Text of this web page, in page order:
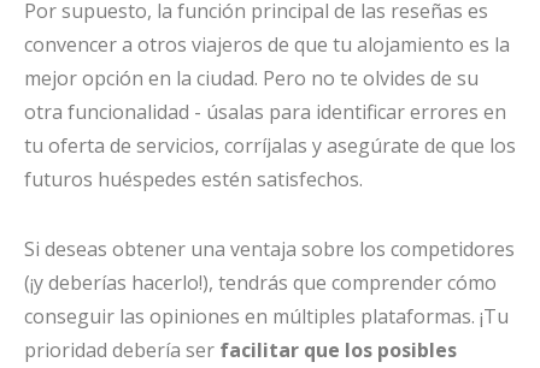
Por supuesto, la función principal de las reseñas es
convencer a otros viajeros de que tu alojamiento es la
mejor opción en la ciudad. Pero no te olvides de su
otra funcionalidad - úsalas para identificar errores en
tu oferta de servicios, corríjalas y asegúrate de que los
futuros huéspedes estén satisfechos.
Si deseas obtener una ventaja sobre los competidores
(¡y deberías hacerlo!), tendrás que comprender cómo
conseguir las opiniones en múltiples plataformas. ¡Tu
prioridad debería ser facilitar que los posibles